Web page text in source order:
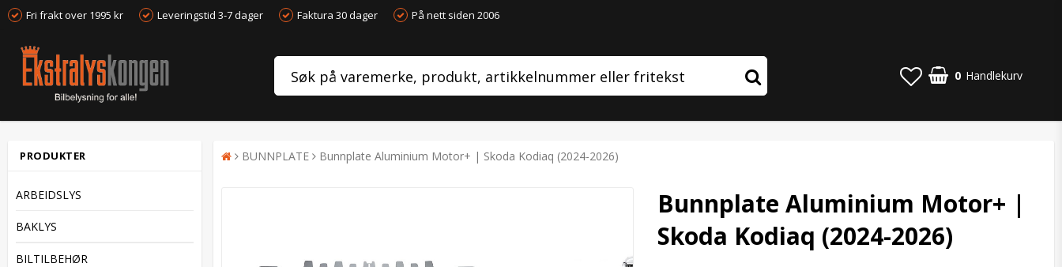
Fri frakt over 1995 kr Leveringstid 3-7 dager Faktura 30 dager På nett siden 2006
0 Handlekurv
PRODUKTER
ARBEIDSLYS
BAKLYS
BILTILBEHØR
BUNNPLATE Bunnplate Aluminium Motor+ | Skoda Kodiaq (2024-2026)
Bunnplate Aluminium Motor+ |
Skoda Kodiaq (2024-2026)